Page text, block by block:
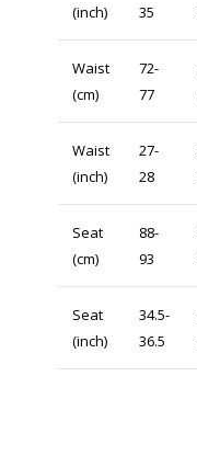
(inch)
35
Waist
(cm)
72-
77
Waist
(inch)
27-
28
Seat
(cm)
88-
93
Seat
(inch)
34.5-
36.5